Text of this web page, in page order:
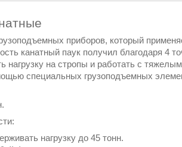
приборов, который
канатный паук получил благодаря 4
нагрузку на стропы и работать с
специальных грузоподъемных
нагрузку до 45 тонн.